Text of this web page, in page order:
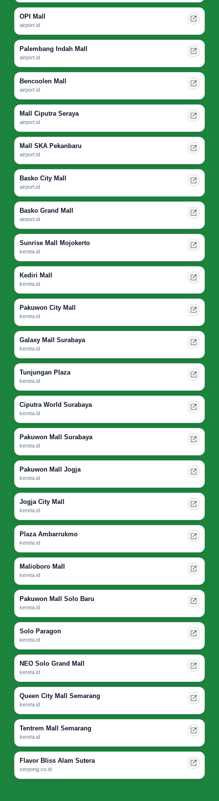
OPI Mall
airport.id
Palembang Indah Mall
airport.id
Bencoolen Mall
airport.id
Mall Ciputra Seraya
airport.id
Mall SKA Pekanbaru
airport.id
Basko City Mall
airport.id
Basko Grand Mall
airport.id
Sunrise Mall Mojokerto
kereta.id
Kediri Mall
kereta.id
Pakuwon City Mall
kereta.id
Galaxy Mall Surabaya
kereta.id
Tunjungan Plaza
kereta.id
Ciputra World Surabaya
kereta.id
Pakuwon Mall Surabaya
kereta.id
Pakuwon Mall Jogja
kereta.id
Jogja City Mall
kereta.id
Plaza Ambarrukmo
kereta.id
Malioboro Mall
kereta.id
Pakuwon Mall Solo Baru
kereta.id
Solo Paragon
kereta.id
NEO Solo Grand Mall
kereta.id
Queen City Mall Semarang
kereta.id
Tentrem Mall Semarang
kereta.id
Flavor Bliss Alam Sutera
serpong.co.id